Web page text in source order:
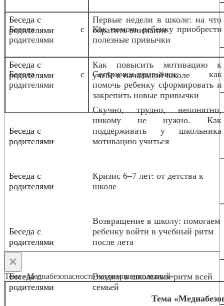
Беседа с
родителями
Первые недели в школе: на что
обратить внимание
Беседа с
родителями
Как повысить мотивацию к
учебе в начальной школе
Беседа с
родителями
Скучно, трудно, непонятно,
никому не нужно. Как
поддерживать у школьника
мотивацию учиться
Беседа с
родителями
Кризис 6–7 лет: от детства к
школе
Беседа с
родителями
Возвращение в школу: помогаем
ребенку войти в учебный ритм
после лета
Беседа с
родителями
Входим в школьный ритм всей
семьей
Беседа с
родителями
Как помочь ребенку приобрести
полезные привычки
Беседа с
родителями
Сестрички-привычки: как
помочь ребенку сформировать и
закрепить новые привычки
×
Тема «Медиабезопасность несовершеннолетних»
Тема